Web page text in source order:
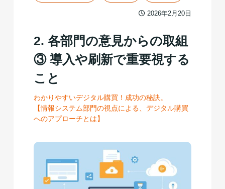
2026年2月20日
2. 各部門の意見からの取組
③ 導入や刷新で重要視する
こと
わかりやすいデジタル購買！成功の秘訣。
【情報システム部門の視点による、デジタル購買
へのアプローチとは】